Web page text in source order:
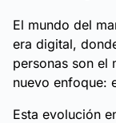
El mundo del
era digital,
personas son el
nuevo enfoque:
Esta evolución